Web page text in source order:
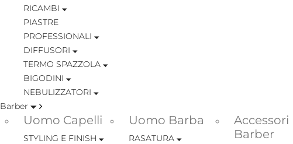
RICAMBI
PIASTRE
PROFESSIONALI
DIFFUSORI
TERMO SPAZZOLA
BIGODINI
NEBULIZZATORI
Barber
Uomo Capelli
STYLING E FINISH
Uomo Barba
RASATURA
Accessori
Barber